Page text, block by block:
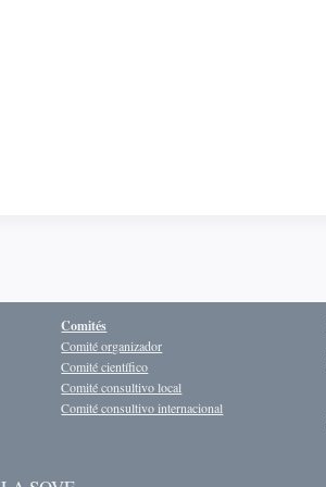
Comités
Comité organizador
Comité científico
Comité consultivo local
Comité consultivo internacional